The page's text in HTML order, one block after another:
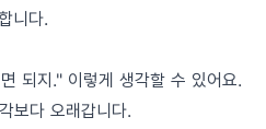
니다.
되지." 이렇게 생각할 수 있어요.
보다 오래갑니다.